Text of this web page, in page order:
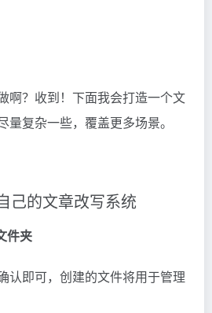
啊？收到！下面我会打造一个文
量复杂一些，覆盖更多场景。
己的文章改写系统
件夹
认即可，创建的文件将用于管理